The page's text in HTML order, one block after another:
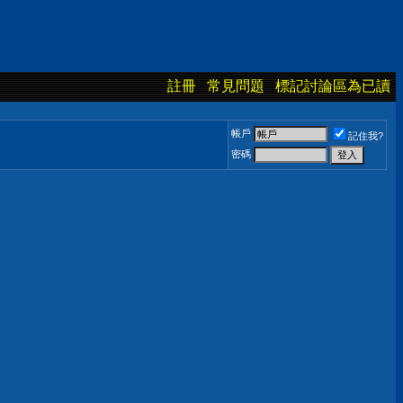
註冊 常見問題 標記討論區為已讀
帳戶
記住我?
密碼